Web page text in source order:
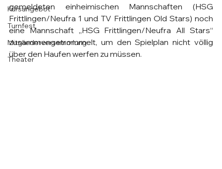
Kursangebot
Turnfest
Mitgliederversammlung
Theater
gemeldeten einheimischen Mannschaften (HSG
Frittlingen/Neufra 1 und TV Frittlingen Old Stars) noch
eine Mannschaft „HSG Frittlingen/Neufra All Stars“
zusammengetrommelt, um den Spielplan nicht völlig
über den Haufen werfen zu müssen.